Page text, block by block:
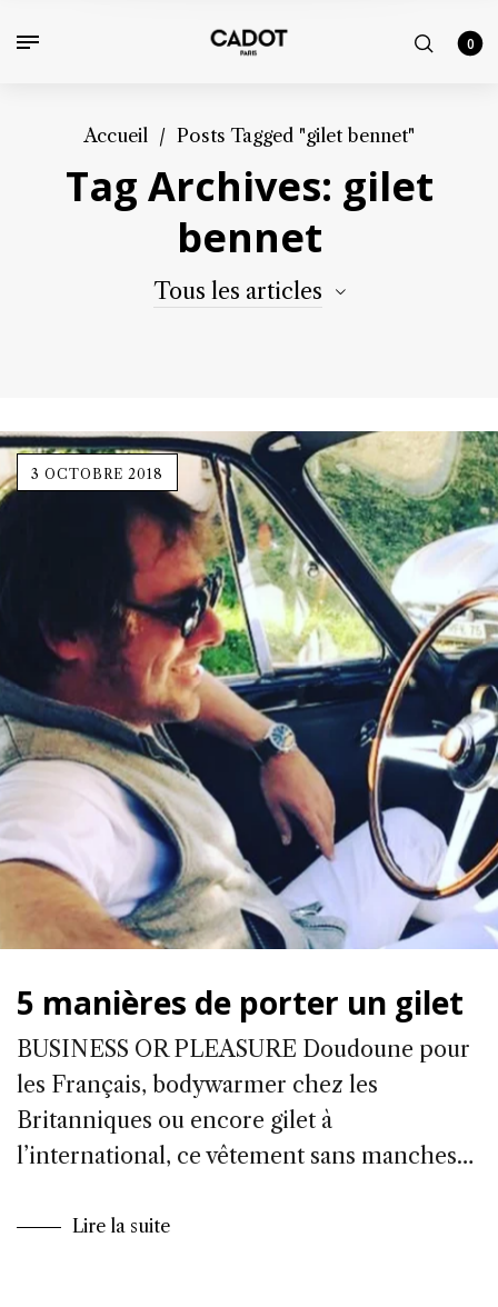
0
Accueil / Posts Tagged "gilet bennet"
Tag Archives: gilet
bennet
Tous les articles
3 OCTOBRE 2018
5 manières de porter un gilet
BUSINESS OR PLEASURE Doudoune pour
les Français, bodywarmer chez les
Britanniques ou encore gilet à
l’international, ce vêtement sans manches…
Lire la suite